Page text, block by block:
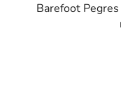
Barefoot